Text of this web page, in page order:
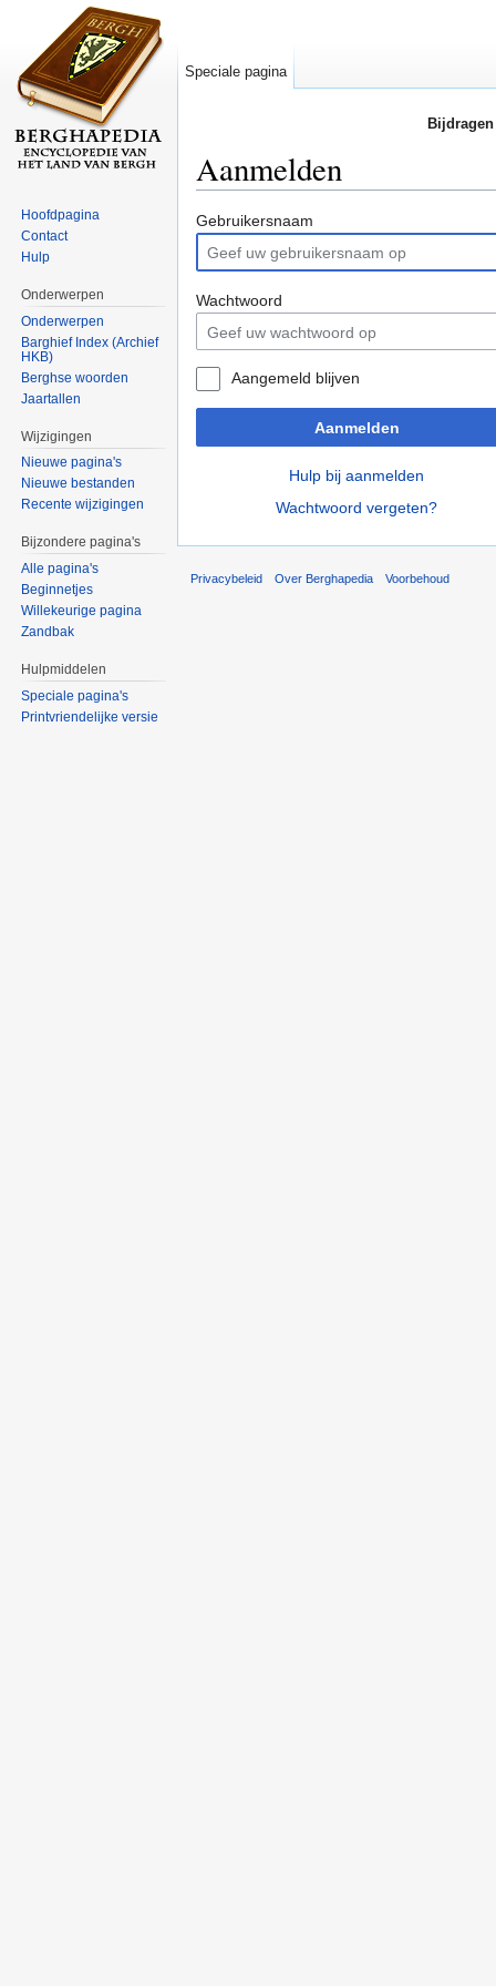
Aanmelden
Gebruikersnaam
Wachtwoord
Aangemeld blijven
Aanmelden
Hulp bij aanmelden
Wachtwoord vergeten?
Speciale pagina
Hoofdpagina
Contact
Hulp
Onderwerpen
Onderwerpen
Barghief Index (Archief
HKB)
Berghse woorden
Jaartallen
Wijzigingen
Nieuwe pagina's
Nieuwe bestanden
Recente wijzigingen
Bijzondere pagina's
Alle pagina's
Beginnetjes
Willekeurige pagina
Zandbak
Hulpmiddelen
Speciale pagina's
Printvriendelijke versie
Privacybeleid Over Berghapedia Voorbehoud